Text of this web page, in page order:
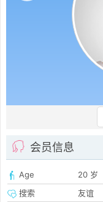
会员信息
Age
20 岁
搜索
友谊